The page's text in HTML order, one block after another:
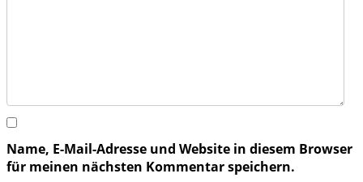
Name, E-Mail-Adresse und Website in diesem Browser
für meinen nächsten Kommentar speichern.